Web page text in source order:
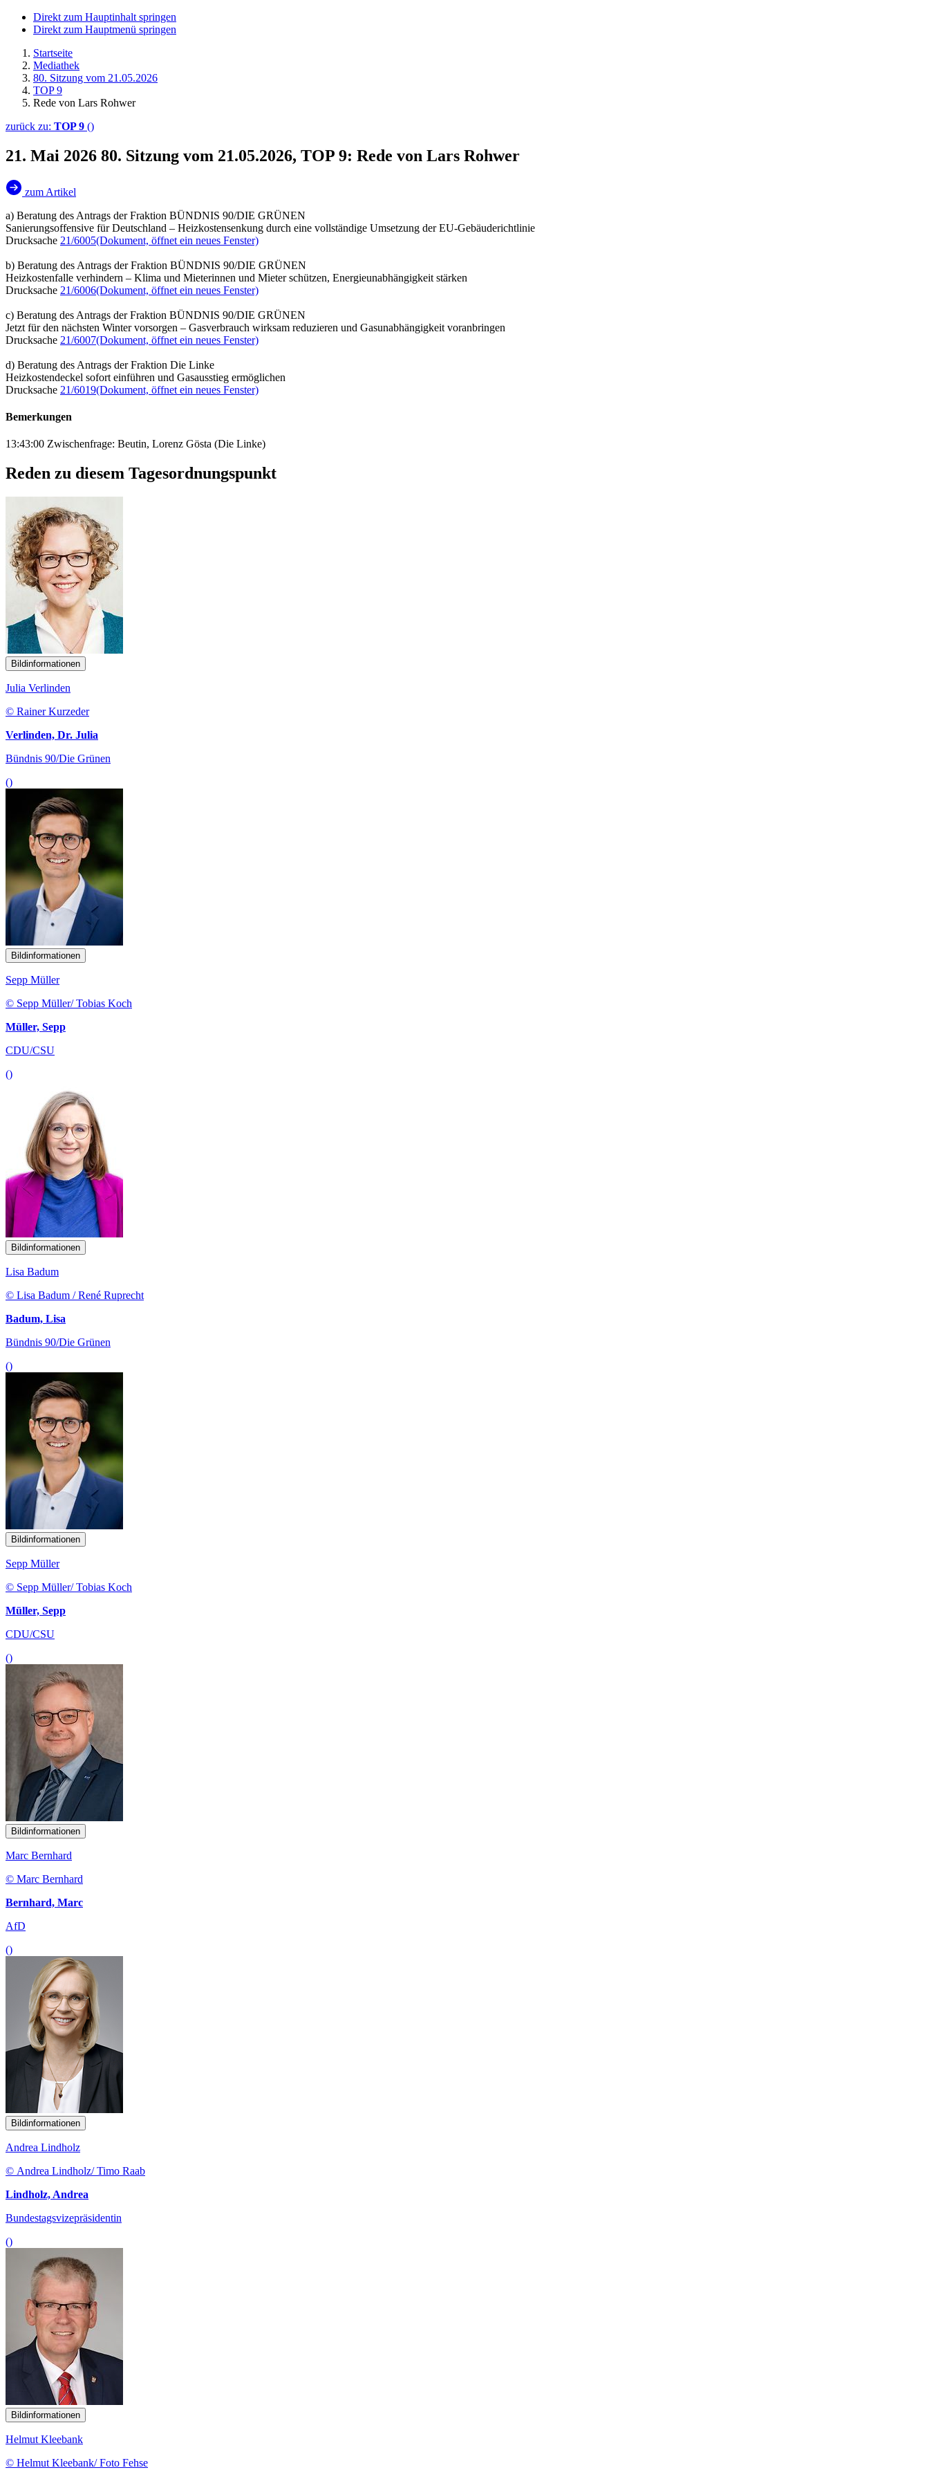
Direkt zum Hauptinhalt springen
Direkt zum Hauptmenü springen
Startseite
Mediathek
80. Sitzung vom 21.05.2026
TOP 9
Rede von Lars Rohwer
zurück zu: TOP 9 ()
21. Mai 2026 80. Sitzung vom 21.05.2026, TOP 9: Rede von Lars Rohwer
zum Artikel
a) Beratung des Antrags der Fraktion BÜNDNIS 90/DIE GRÜNEN
Sanierungsoffensive für Deutschland – Heizkostensenkung durch eine vollständige Umsetzung der EU-Gebäuderichtlinie
Drucksache 21/6005(Dokument, öffnet ein neues Fenster)
b) Beratung des Antrags der Fraktion BÜNDNIS 90/DIE GRÜNEN
Heizkostenfalle verhindern – Klima und Mieterinnen und Mieter schützen, Energieunabhängigkeit stärken
Drucksache 21/6006(Dokument, öffnet ein neues Fenster)
c) Beratung des Antrags der Fraktion BÜNDNIS 90/DIE GRÜNEN
Jetzt für den nächsten Winter vorsorgen – Gasverbrauch wirksam reduzieren und Gasunabhängigkeit voranbringen
Drucksache 21/6007(Dokument, öffnet ein neues Fenster)
d) Beratung des Antrags der Fraktion Die Linke
Heizkostendeckel sofort einführen und Gasausstieg ermöglichen
Drucksache 21/6019(Dokument, öffnet ein neues Fenster)
Bemerkungen
13:43:00 Zwischenfrage: Beutin, Lorenz Gösta (Die Linke)
Reden zu diesem Tagesordnungspunkt
Bildinformationen
Julia Verlinden
© Rainer Kurzeder
Verlinden, Dr. Julia
Bündnis 90/Die Grünen
()
Bildinformationen
Sepp Müller
© Sepp Müller/ Tobias Koch
Müller, Sepp
CDU/CSU
()
Bildinformationen
Lisa Badum
© Lisa Badum / René Ruprecht
Badum, Lisa
Bündnis 90/Die Grünen
()
Bildinformationen
Sepp Müller
© Sepp Müller/ Tobias Koch
Müller, Sepp
CDU/CSU
()
Bildinformationen
Marc Bernhard
© Marc Bernhard
Bernhard, Marc
AfD
()
Bildinformationen
Andrea Lindholz
© Andrea Lindholz/ Timo Raab
Lindholz, Andrea
Bundestagsvizepräsidentin
()
Bildinformationen
Helmut Kleebank
© Helmut Kleebank/ Foto Fehse